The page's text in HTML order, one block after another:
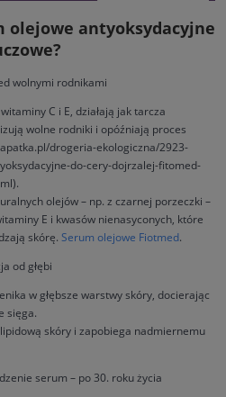
olejowe antyoksydacyjne
wolnymi rodnikami
C i E, działają jak tarcza
wolne rodniki i opóźniają proces
drogeria-ekologiczna/2923-
do-cery-dojrzalej-fitomed-
olejów – np. z czarnej porzeczki –
E i kwasów nienasyconych, które
skórę. Serum olejowe Fiotmed.
od głębi
w głębsze warstwy skóry, docierając
sięga.
skóry i zapobiega nadmiernemu
serum – po 30. roku życia